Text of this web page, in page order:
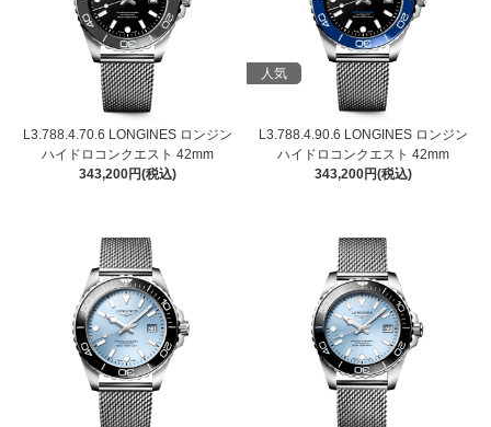
L3.788.4.70.6 LONGINES ロンジン
ハイドロコンクエスト 42mm
343,200円(税込)
人気
L3.788.4.90.6 LONGINES ロンジン
ハイドロコンクエスト 42mm
343,200円(税込)